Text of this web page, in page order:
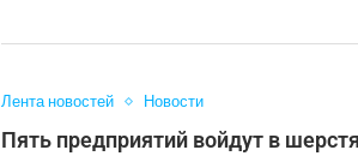
Лента новостей Новости
Пять предприятий войдут в